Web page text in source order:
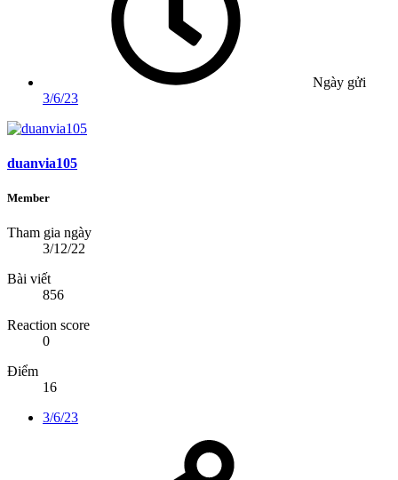
Ngày gửi
3/6/23
duanvia105
Member
Tham gia ngày
3/12/22
Bài viết
856
Reaction score
0
Điểm
16
3/6/23